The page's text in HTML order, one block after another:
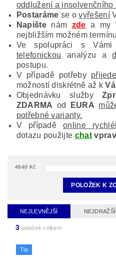
oddlužení a insolvenčního
Postaráme se ovyřešení
Napištenám zde a my
nejbližším možném termínu
Ve spolupráci s Vámi
telefonickou analýzu a
postupu.
V případě potřeby
možností diskrétně až k
Objednávku služby
ZDARMA od EURA
potřebné varianty.
V případěonline
dotazu použijte chat
4840 Kč
POLOŽEK K
NEJLEVNĚJŠÍ NEJDRAŽŠÍ
3 položek celkem
Tip